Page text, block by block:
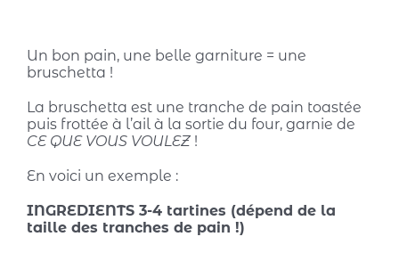
Un bon pain, une belle garniture = une
bruschetta !
La bruschetta est une tranche de pain toastée
puis frottée à l’ail à la sortie du four, garnie de
CE QUE VOUS VOULEZ!
En voici un exemple :
INGREDIENTS 3-4 tartines (dépend de la
taille des tranches de pain !)